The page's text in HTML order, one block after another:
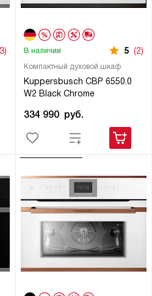
Компактный духовой шкаф
Kuppersbusch CBP 6550.0
W2 Black Chrome
В наличии 5 (2)
334 990 руб.